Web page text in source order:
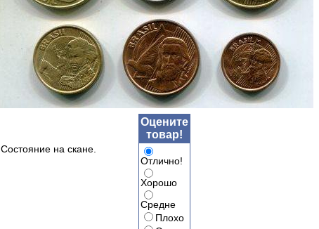
Состояние на скане.
Оцените
товар!
Отлично!
Хорошо
Средне
Плохо